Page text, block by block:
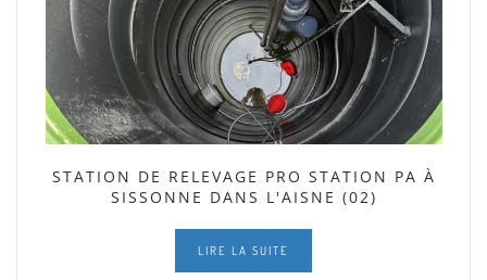
STATION DE RELEVAGE PRO STATION PA À
SISSONNE DANS L'AISNE (02)
LIRE LA SUITE